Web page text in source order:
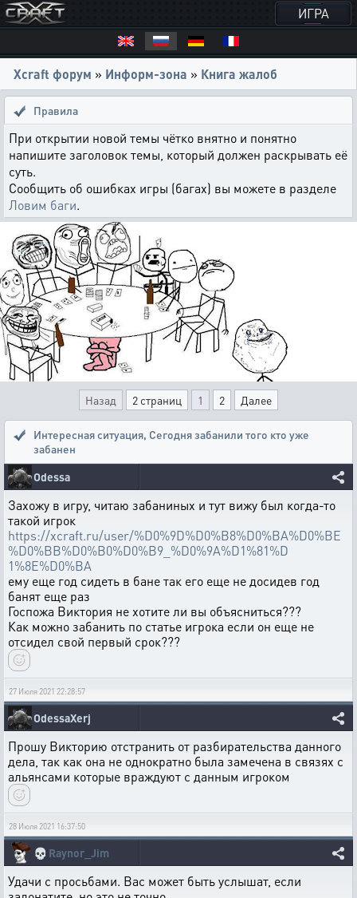
ИГРА
Xcraft форум » Информ-зона » Книга жалоб
Правила
При открытии новой темы чётко внятно и понятно
напишите заголовок темы, который должен раскрывать её
суть.
Сообщить об ошибках игры (багах) вы можете в разделе
Ловим баги.
Назад 2 страниц 1 2 Далее
Интересная ситуация, Сегодня забанили того кто уже
забанен
Odessa
Захожу в игру, читаю забаниных и тут вижу был когда-то
такой игрок
https://xcraft.ru/user/%D0%9D%D0%B8%D0%BA%D0%BE
%D0%BB%D0%B0%D0%B9_%D0%9A%D1%81%D
1%8E%D0%BA
ему еще год сидеть в бане так его еще не досидев год
банят еще раз
Госпожа Виктория не хотите ли вы объясниться???
Как можно забанить по статье игрока если он еще не
отсидел свой первый срок???
27 Июля 2021 22:28:57
OdessaXerj
Прошу Викторию отстранить от разбирательства данного
дела, так как она не однократно была замечена в связях с
альянсами которые враждуют с данным игроком
28 Июля 2021 16:37:50
💀 Raynor_Jim
Удачи с просьбами. Вас может быть услышат, если